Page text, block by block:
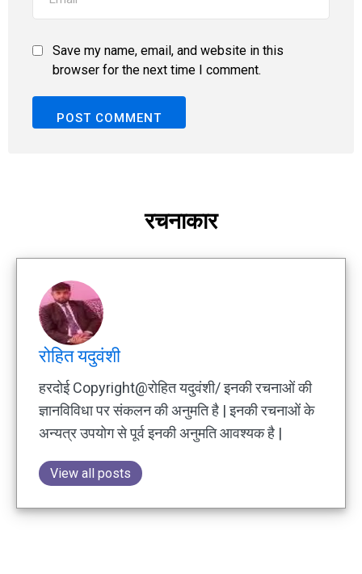
Save my name, email, and website in this
browser for the next time I comment.
रचनाकार
रोहित यदुवंशी
हरदोई Copyright@रोहित यदुवंशी/ इनकी रचनाओं की
ज्ञानविविधा पर संकलन की अनुमति है | इनकी रचनाओं के
अन्यत्र उपयोग से पूर्व इनकी अनुमति आवश्यक है |
View all posts